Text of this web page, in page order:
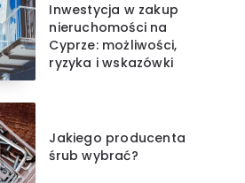
Inwestycja w zakup
nieruchomości na
Cyprze: możliwości,
ryzyka i wskazówki
Jakiego producenta
śrub wybrać?